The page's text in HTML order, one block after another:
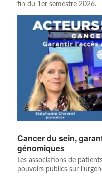
fin du 1er semestre 2026.
Cancer du sein,
génomiques
Les associations de
pouvoirs publics sur